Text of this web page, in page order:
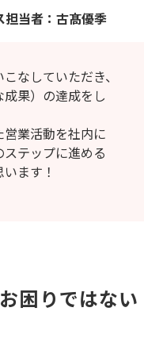
担当者：古髙優季
なしていただき、
果）の達成をし
業活動を社内に
テップに進める
ます！
困りではない